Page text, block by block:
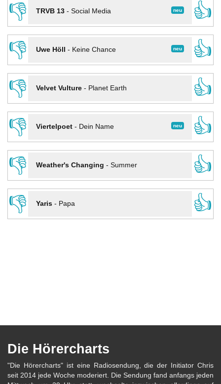
👎
neu
TRVB 13- Social Media
👍
👎
neu
Uwe Höll - Keine Chance
👍
👎
Velvet Vulture- Planet Earth
👍
👎
neu
Viertelpoet- Dein Name
👍
👎
Weather's Changing - Summer
👍
👎
Yaris- Papa 👍
Die Hörercharts
"Die Hörercharts" ist eine Radiosendung, die der Initiator Chris
seit 2014 jede Woche moderiert. Die Sendung fand anfangs jeden